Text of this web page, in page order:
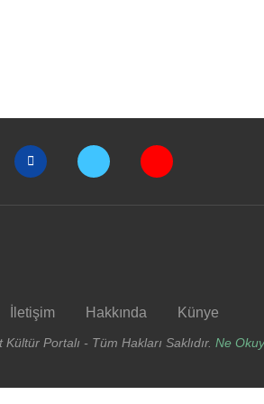
İletişim Hakkında Künye
Portalı - Tüm Hakları Saklıdır. Ne